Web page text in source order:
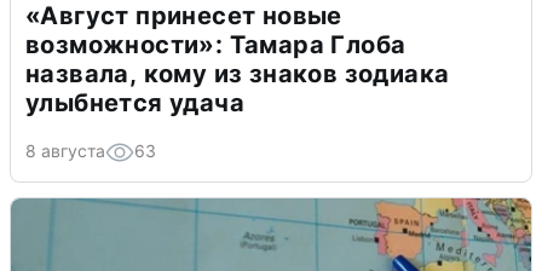
«Август принесет новые
возможности»: Тамара Глоба
назвала, кому из знаков зодиака
улыбнется удача
8 августа 63